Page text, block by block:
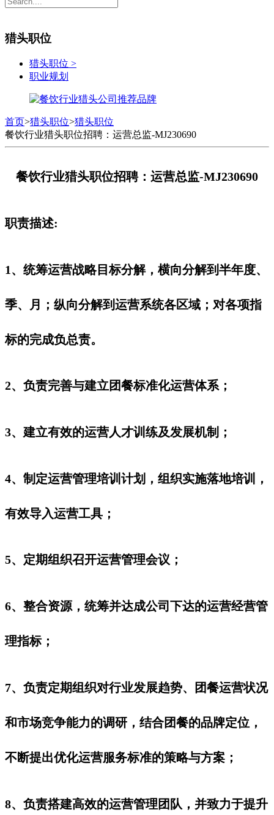
猎头职位
猎头职位 >
职业规划
首页>猎头职位>猎头职位
餐饮行业猎头职位招聘：运营总监-MJ230690
餐饮行业猎头职位招聘：运营总监-MJ230690
职责描述:
1、统筹运营战略目标分解，横向分解到半年度、
季、月；纵向分解到运营系统各区域；对各项指
标的完成负总责。
2、负责完善与建立团餐标准化运营体系；
3、建立有效的运营人才训练及发展机制；
4、制定运营管理培训计划，组织实施落地培训，
有效导入运营工具；
5、定期组织召开运营管理会议；
6、整合资源，统筹并达成公司下达的运营经营管
理指标；
7、负责定期组织对行业发展趋势、团餐运营状况
和市场竞争能力的调研，结合团餐的品牌定位，
不断提出优化运营服务标准的策略与方案；
8、负责搭建高效的运营管理团队，并致力于提升